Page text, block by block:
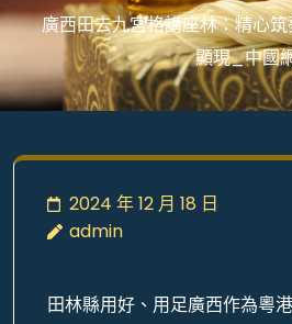
廣西田去九宮格講座林：精心
顯現_中國
2024 年 12 月 18 日
admin
田林縣用好、用足廣西作為粵